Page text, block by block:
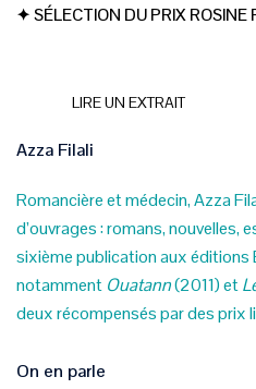
✦ SÉLECTION DU PRIX ROSINE
LIRE UN EXTRAIT
Azza Filali
Romancière et médecin, Azza
d’ouvrages : romans, nouvelles,
sixième publication aux éditions
notamment Ouatann(2011) et
deux récompensés par des prix
On en parle